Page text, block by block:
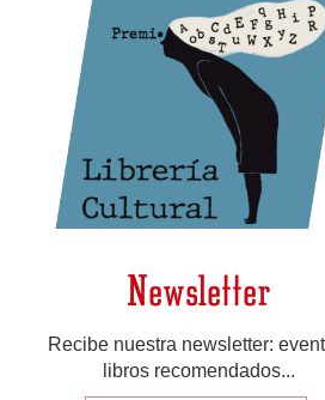
Newsletter
Recibe nuestra newsletter:
libros recomendados...